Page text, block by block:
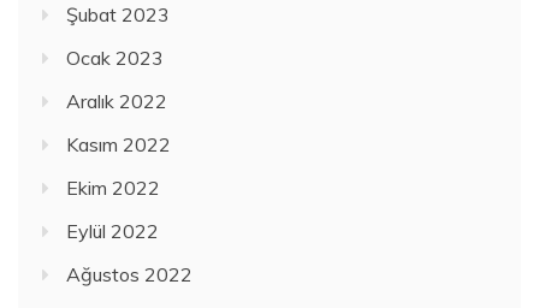
Şubat 2023
Ocak 2023
Aralık 2022
Kasım 2022
Ekim 2022
Eylül 2022
Ağustos 2022